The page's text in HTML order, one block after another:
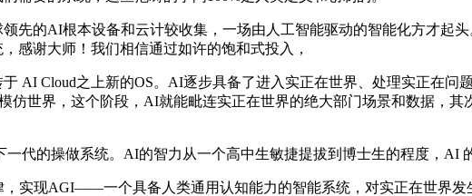
的AI根本设备和云计较收集，一场由人工智能驱动的智能化方才起
感谢大师！我们相信通过如许的饱和式投入，
Cloud之上新的OS。AI逐步具备了进入实正在世界、处理实正在问
仿世界，这个阶段，AI就能毗连实正在世界的绝大部门场景和数据，
代的操做系统。AI的智力从一个高中生敏捷提拔到博士生的程度，AI
现AGI——一个具备人类通用认知能力的智能系统，对实正在世界发